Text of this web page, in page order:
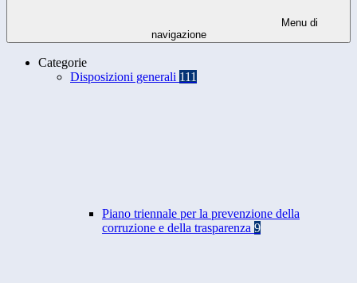
Menu di
navigazione
Categorie
Disposizioni generali 111
Piano triennale per la prevenzione della
corruzione e della trasparenza 9